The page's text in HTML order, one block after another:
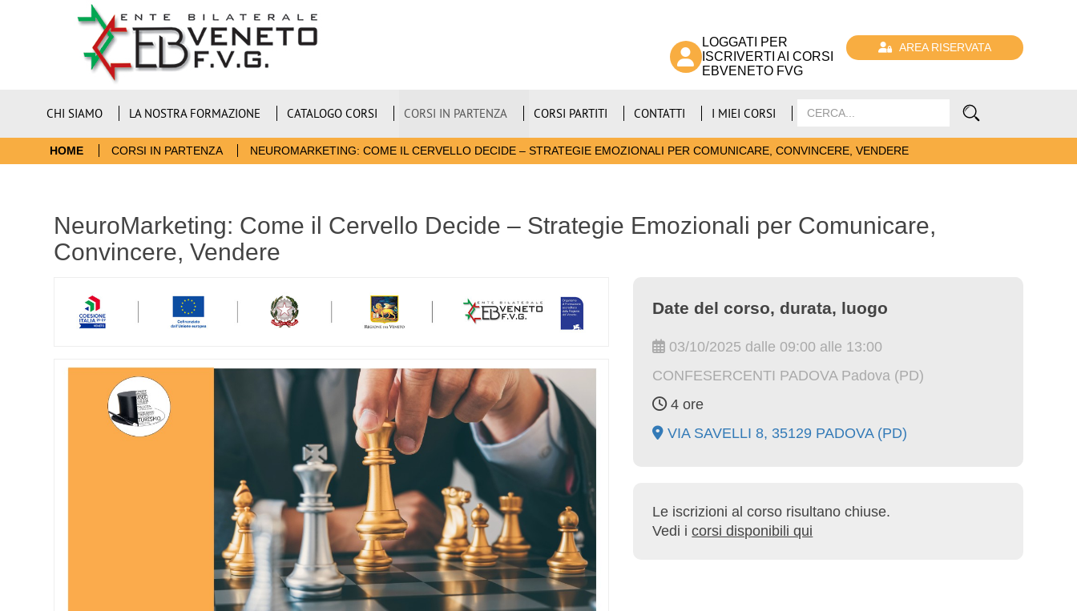
LOGGATI PER
ISCRIVERTI AI CORSI
EBVENETO FVG
AREA RISERVATA
CHI SIAMO LA NOSTRA FORMAZIONE CATALOGO CORSI CORSI IN PARTENZA CORSI PARTITI CONTATTI I MIEI CORSI
HOME CORSI IN PARTENZA NEUROMARKETING: COME IL CERVELLO DECIDE – STRATEGIE EMOZIONALI PER COMUNICARE, CONVINCERE, VENDERE
NeuroMarketing: Come il Cervello Decide – Strategie Emozionali per Comunicare,
Convincere, Vendere
Date del corso, durata, luogo
03/10/2025 dalle 09:00 alle 13:00
CONFESERCENTI PADOVA Padova (PD)
4 ore
VIA SAVELLI 8, 35129 PADOVA (PD)
Le iscrizioni al corso risultano chiuse.
Vedi icorsi disponibili qui